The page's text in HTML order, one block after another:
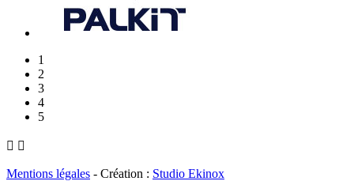
1
2
3
4
5
 
Mentions légales - Création : Studio Ekinox